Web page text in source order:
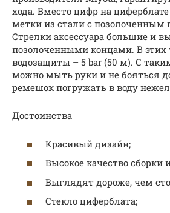
хода. Вместо цифр на
метки из стали с позолоченным
Стрелки аксессуара большие и
позолоченными концами. В этих
водозащиты – 5 bar (50 м). С
можно мыть руки и не бояться
ремешок погружать в воду
Достоинства
Красивый дизайн;
Высокое качество сборки
Выглядят дороже, чем
Стекло циферблата;